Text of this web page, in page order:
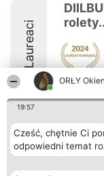
ORŁY
19:57
Cześć, chętnie Ci
odpowiedni temat
Laureaci
8.8
Organizator plebiscytu
Bright Side Solutions sp. z o.
o. sp. k.